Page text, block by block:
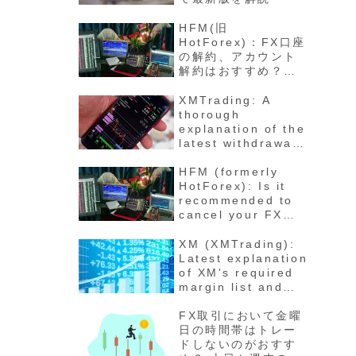
HFM(旧
HotForex)：FX口座
の解約、アカウント
解約はおすすめ？退
版徹底解説
XMTrading: A
thorough
explanation of the
latest withdrawal
procedures, fees,
and number of
days for funds to
arrive
HFM (formerly
HotForex): Is it
recommended to
cancel your FX
cancel your
account - Latest
detailed
explanation
XM (XMTrading):
Latest explanation
of XM's required
margin list and
calculation
method for each
stock
FX取引において金曜
日の時間帯はトレー
ドしないのがおすす